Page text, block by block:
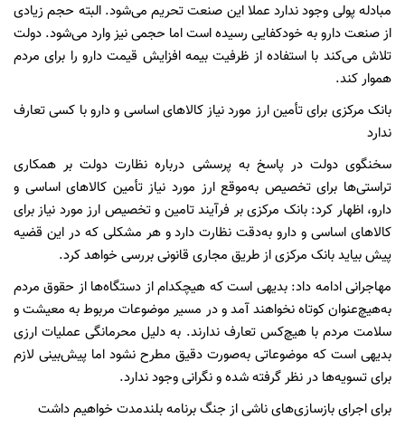
مبادله پولی وجود ندارد عملا این صنعت تحریم می‌شود. البته حجم زیادی
از صنعت دارو به خودکفایی رسیده است اما حجمی نیز وارد می‌شود. دولت
تلاش می‌کند با استفاده از ظرفیت بیمه افزایش قیمت دارو را برای مردم
هموار کند.
بانک مرکزی برای تأمین ارز مورد نیاز کالاهای اساسی و دارو با کسی تعارف
ندارد
سخنگوی دولت در پاسخ به پرسشی درباره نظارت دولت بر همکاری
تراستی‌ها برای تخصیص به‌موقع ارز مورد نیاز تأمین کالاهای اساسی و
دارو، اظهار کرد: بانک مرکزی بر فرآیند تامین و تخصیص ارز مورد نیاز برای
کالاهای اساسی و دارو به‌دقت نظارت دارد و هر مشکلی که در این قضیه
پیش بیاید بانک مرکزی از طریق مجاری قانونی بررسی خواهد کرد.
مهاجرانی ادامه داد: بدیهی است که هیچکدام از دستگاه‌ها از حقوق مردم
به‌هیچ‌عنوان کوتاه نخواهند آمد و در مسیر موضوعات مربوط به معیشت و
سلامت مردم با هیچ‌کس تعارف ندارند. به دلیل محرمانگی عملیات ارزی
بدیهی است که موضوعاتی به‌صورت دقیق مطرح نشود اما پیش‌بینی‌ لازم
برای تسویه‌ها در نظر گرفته شده و نگرانی وجود ندارد.
برای اجرای بازسازی‌های ناشی از جنگ برنامه‌ بلندمدت خواهیم داشت